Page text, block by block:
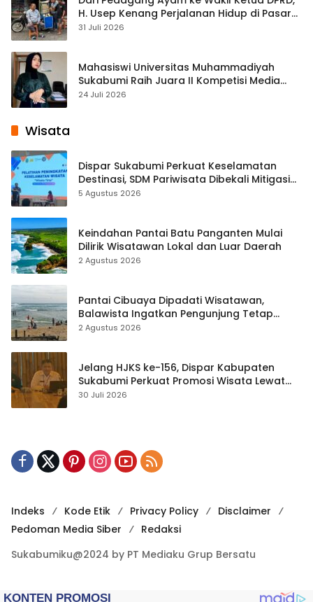
H. Usep Kenang Perjalanan Hidup di Pasar
Cisaat
31 Juli 2026
Mahasiswi Universitas Muhammadiyah
Sukabumi Raih Juara II Kompetisi Media
Pembelajaran Digital Tingkat Internasional
24 Juli 2026
Wisata
Dispar Sukabumi Perkuat Keselamatan
Destinasi, SDM Pariwisata Dibekali Mitigasi
hingga Teknik Evakuasi
5 Agustus 2026
Keindahan Pantai Batu Panganten Mulai
Dilirik Wisatawan Lokal dan Luar Daerah
2 Agustus 2026
Pantai Cibuaya Dipadati Wisatawan,
Balawista Ingatkan Pengunjung Tetap
Waspada
2 Agustus 2026
Jelang HJKS ke-156, Dispar Kabupaten
Sukabumi Perkuat Promosi Wisata Lewat
Publikasi Digital
30 Juli 2026
Indeks Kode Etik Privacy Policy
Disclaimer
Pedoman Media Siber
Redaksi
Sukabumiku@2024 by PT Mediaku Grup Bersatu